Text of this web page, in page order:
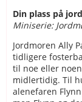
Din plass på
Miniserie:
Jordmoren Ally
tidligere
til noe eller
midlertidig. Til
alenefaren